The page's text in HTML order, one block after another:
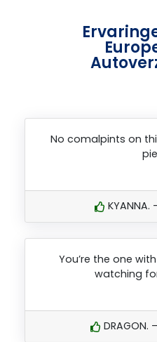
No comalpints on
KYANNA.
You’re the one
watching
DRAGON.